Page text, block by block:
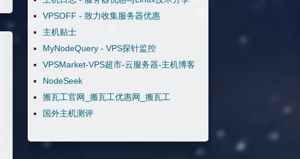
VPSOFF - 致力收集服务器优惠
主机贴士
MyNodeQuery - VPS探针监控
VPSMarket-VPS超市-云服务器-主机博客
NodeSeek
搬瓦工官网_搬瓦工优惠网_搬瓦工
国外主机测评